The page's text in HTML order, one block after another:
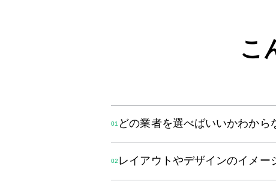
こ
どの業者を選べばいいかわから
レイアウトやデザインのイメー